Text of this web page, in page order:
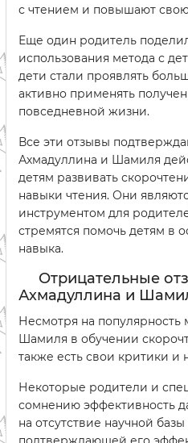
с чтением и повышают свою
Еще один родитель
использования метода с
дети стали проявлять
активно применять
повседневной жизни.
Все эти отзывы
Ахмадуллина и Шамиля
детям развивать
навыки чтения. Они
инструментом для
стремятся помочь детям в
навыка.
Отрицательные
Ахмадуллина и
Несмотря на популярность
Шамиля в обучении
также есть свои критики и
Некоторые родители и
сомнению эффективность
на отсутствие научной